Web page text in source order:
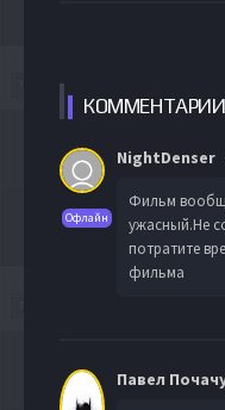
КОММЕНТАРИИ
Офлайн
NightDenser
Фильм
ужасный.Не
потратите
фильма
Павел